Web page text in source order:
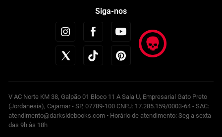
Siga-nos
V AC Norte KM 38, Galpão 01 Bloco 11 A Sala U, Empresarial Gato Preto
(Jordanesia), Cajamar - SP, 07789-100 CNPJ: 17.285.159/0003-64 - SAC:
atendimento@darksidebooks.com • Horário de atendimento: Seg a sexta
das 9h às 18h